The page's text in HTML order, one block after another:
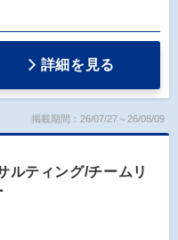
詳細を見る
掲載期間：26/07/27～26/08/09
ルティング/チームリ